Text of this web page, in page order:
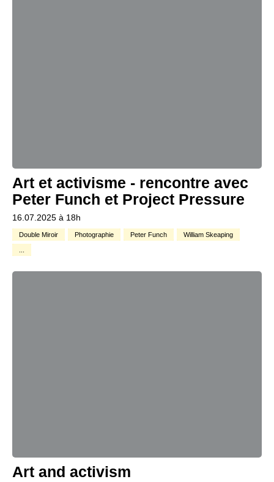
Art et activisme - rencontre avec
Peter Funch et Project Pressure
16.07.2025 à 18h
Double Miroir Photographie Peter Funch William Skeaping
Art and activism